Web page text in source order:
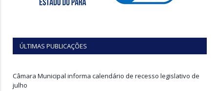
ÚLTIMAS PUBLICAÇÕES
Câmara Municipal informa calendário de recesso legislativo de
julho